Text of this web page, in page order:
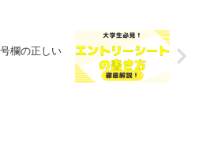
欄の正しい